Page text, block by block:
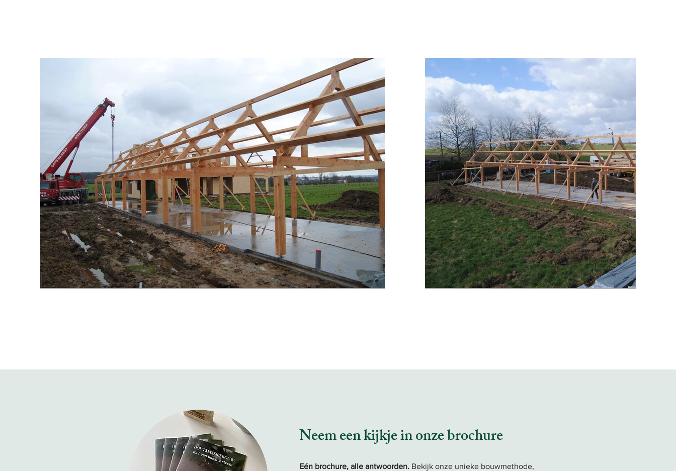
Neem een kijkje in onze brochure
Eén brochure, alle antwoorden. Bekijk onze unieke bouwmethode,